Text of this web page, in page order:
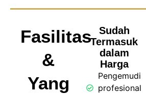
Fasilitas
&
Yang
Sudah
Termasuk
dalam
Harga
Pengemudi
profesional